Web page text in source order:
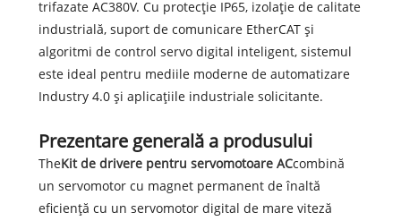
trifazate AC380V. Cu protecție IP65, izolație de calitate
industrială, suport de comunicare EtherCAT și
algoritmi de control servo digital inteligent, sistemul
este ideal pentru mediile moderne de automatizare
Industry 4.0 și aplicațiile industriale solicitante.
Prezentare generală a produsului
TheKit de drivere pentru servomotoare ACcombină
un servomotor cu magnet permanent de înaltă
eficiență cu un servomotor digital de mare viteză